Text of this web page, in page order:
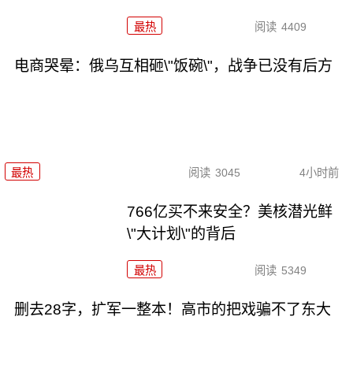
最热 阅读 4409
电商哭晕：俄乌互相砸\"饭碗\"，战争已没有后方
最热 阅读 3045 4小时前
766亿买不来安全？美核潜光鲜
\"大计划\"的背后
最热 阅读 5349
删去28字，扩军一整本！高市的把戏骗不了东大